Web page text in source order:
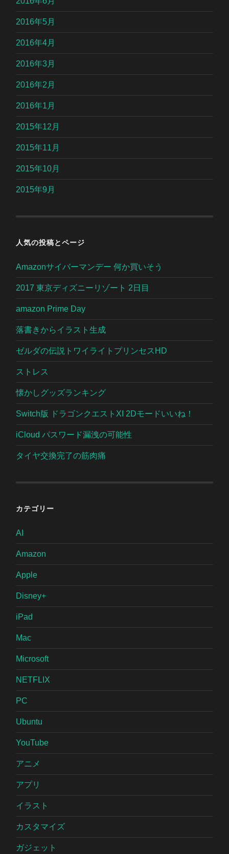
2016年5月
2016年4月
2016年3月
2016年2月
2016年1月
2015年12月
2015年11月
2015年10月
2015年9月
人気の投稿とページ
Amazonサイバーマンデー 何か買いそう
2017 東京ディズニーリゾート 2日目
amazon Prime Day
落書きからイラスト生成
ゼルダの伝説トワイライトプリンセスHD
ストレス
懐かしグッズランキング
Switch版 ドラゴンクエストXI 2Dモードいいね！
iCloud パスワード漏洩の可能性
タイヤ交換完了の筋肉痛
カテゴリー
AI
Amazon
Apple
Disney+
iPad
Mac
Microsoft
NETFLIX
PC
Ubuntu
YouTube
アニメ
アプリ
イラスト
カスタマイズ
ガジェット